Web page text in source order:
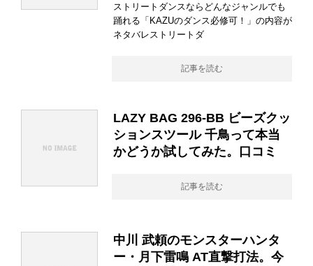
ストリートダンスならどんなジャンルでも
踊れる「KAZUのダンス必修可！」の内容が
ネタバレストリートダ
記事を読む
LAZY BAG 296-BB ビーズクッ
ションスツール 千鳥って本当
かどうか試してみた。口コミ
記事を読む
中川 武頼のモンスターハンタ
ー・月下雷鳴 AT直撃打法。今